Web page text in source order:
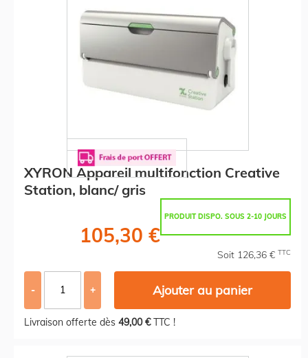
XYRON Appareil multifonction Creative
Station, blanc/ gris
PRODUIT DISPO. SOUS 2-10 JOURS
105,30 €
Soit 126,36 € TTC
- + Ajouter au panier
Livraison offerte dès 49,00 €TTC !